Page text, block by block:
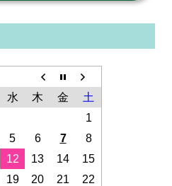
水 木 金
土
1
5 6 7
8
12 13 14
15
19 20 21
22